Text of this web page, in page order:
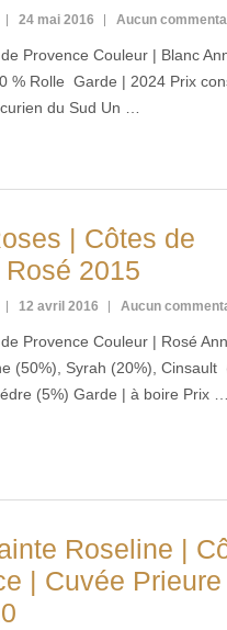
24 mai 2016 Aucun
Provence Couleur | Blanc
% Rolle Garde | 2024 Prix
du Sud Un …
| Côtes de
2015
12 avril 2016 Aucun
Provence Couleur | Rosé
(50%), Syrah (20%), Cinsault
(5%) Garde | à boire Prix …
Roseline |
| Cuvée Prieure